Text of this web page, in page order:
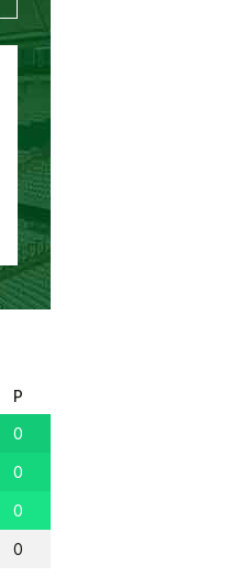
P
0
0
0
0